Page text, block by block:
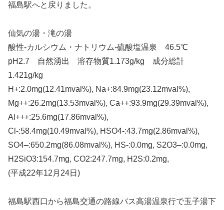
福島駅へと戻りました。
仙気の湯・滝の湯
酸性-カルシウム・ナトリウム-硫酸塩温泉 46.5℃
pH2.7 自然湧出 溶存物質1.173g/kg 成分総計
1.421g/kg
H+:2.0mg(12.41mval%), Na+:84.9mg(23.12mval%),
Mg++:26.2mg(13.53mval%), Ca++:93.9mg(29.39mval%),
Al+++:25.6mg(17.86mval%),
Cl-:58.4mg(10.49mval%), HSO4-:43.7mg(2.86mval%),
SO4–:650.2mg(86.08mval%), HS-:0.0mg, S2O3–:0.0mg,
H2SiO3:154.7mg, CO2:247.7mg, H2S:0.2mg,
(平成22年12月24日)
福島駅西口から福島交通の路線バス高湯温泉行で玉子湯下